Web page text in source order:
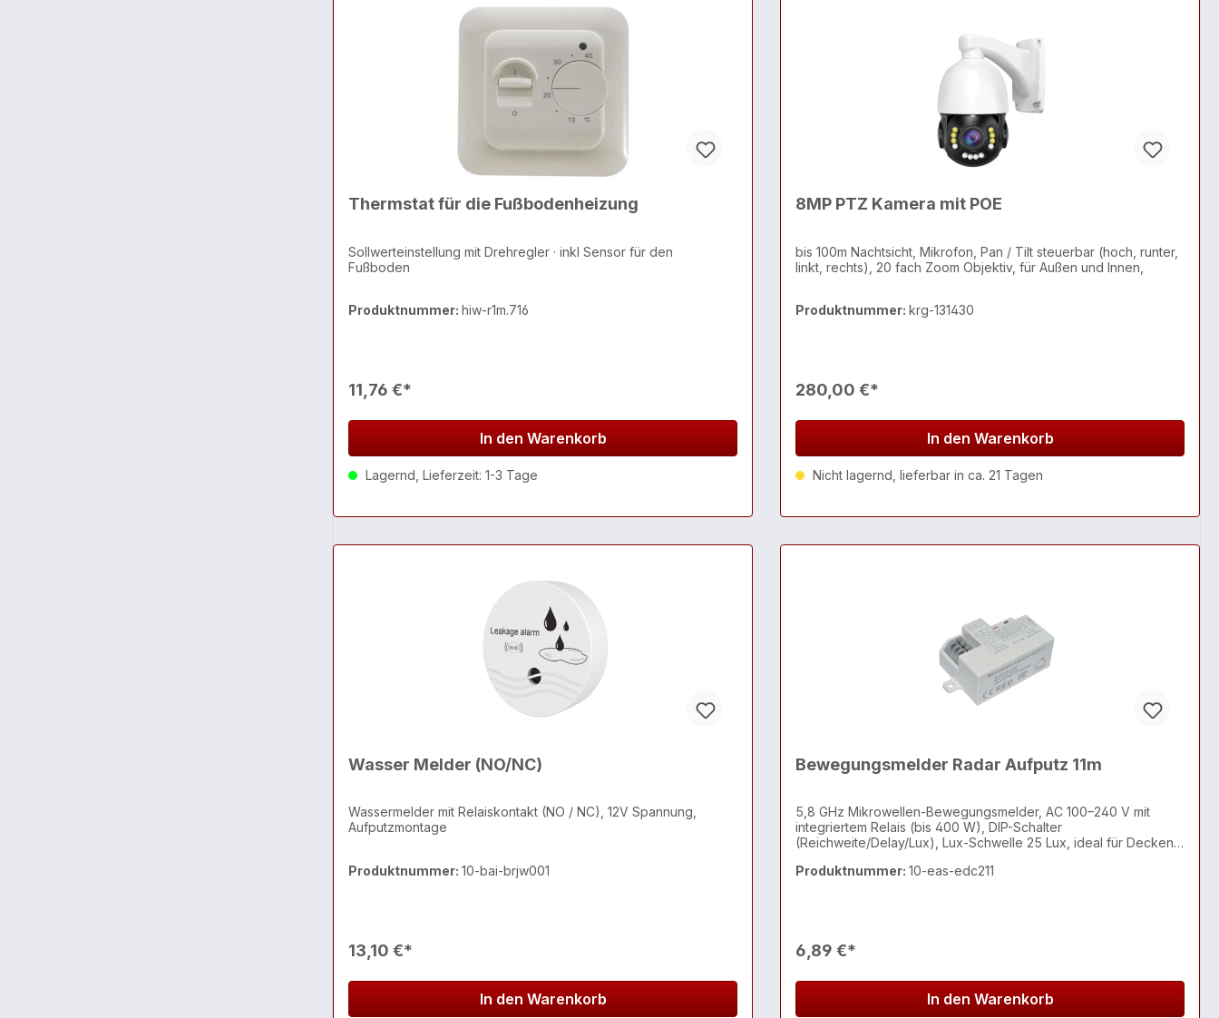
Thermstat für die Fußbodenheizung
Sollwerteinstellung mit Drehregler · inkl Sensor für den
Fußboden
Produktnummer: hiw-r1m.716
11,76 €*
In den Warenkorb
Lagernd, Lieferzeit: 1-3 Tage
8MP PTZ Kamera mit POE
bis 100m Nachtsicht, Mikrofon, Pan / Tilt steuerbar (hoch, runter,
linkt, rechts), 20 fach Zoom Objektiv, für Außen und Innen,
Produktnummer: krg-131430
280,00 €*
In den Warenkorb
Nicht lagernd, lieferbar in ca. 21 Tagen
Wasser Melder (NO/NC)
Wassermelder mit Relaiskontakt (NO / NC), 12V Spannung,
Aufputzmontage
Produktnummer: 10-bai-brjw001
13,10 €*
In den Warenkorb
Bewegungsmelder Radar Aufputz 11m
5,8 GHz Mikrowellen-Bewegungsmelder, AC 100–240 V mit
integriertem Relais (bis 400 W), DIP-Schalter
(Reichweite/Delay/Lux), Lux-Schwelle 25 Lux, ideal für Decken-,
Produktnummer: 10-eas-edc211
6,89 €*
In den Warenkorb